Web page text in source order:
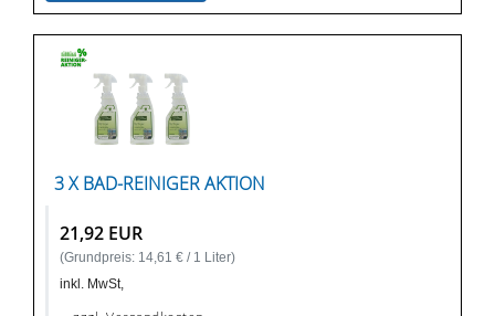
3 X BAD-REINIGER AKTION
21,92 EUR
(Grundpreis: 14,61 € / 1 Liter)
inkl. MwSt,